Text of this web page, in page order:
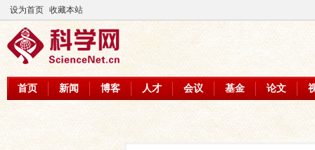
设为首页 收藏本站
首页 新闻 博客 人才 会议 基金 论文